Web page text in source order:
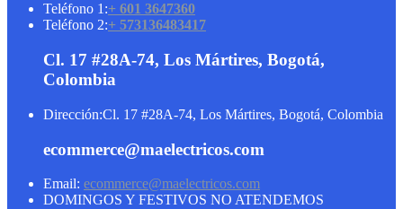
Teléfono 1:+ 601 3647360
Teléfono 2:+ 573136483417
Cl. 17 #28A-74, Los Mártires, Bogotá,
Colombia
Dirección:Cl. 17 #28A-74, Los Mártires, Bogotá, Colombia
ecommerce@maelectricos.com
Email: ecommerce@maelectricos.com
DOMINGOS Y FESTIVOS NO ATENDEMOS